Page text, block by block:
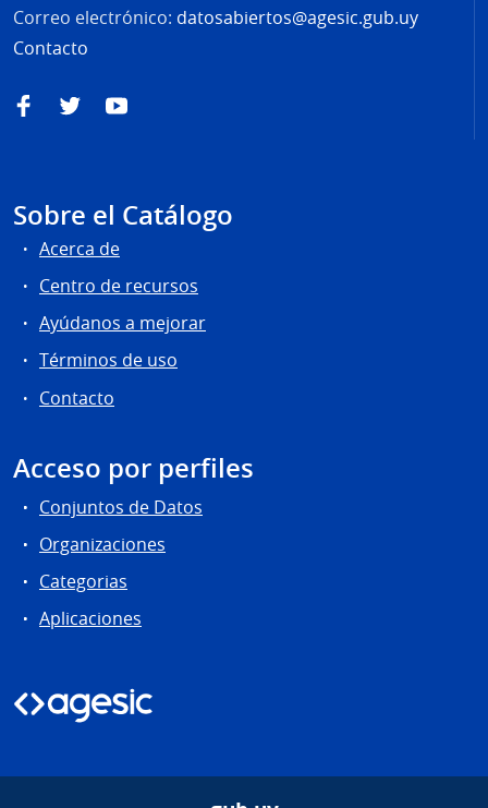
Correo electrónico: datosabiertos@agesic.gub.uy
Contacto
FacebookTwitterYouTube
Sobre el Catálogo
Acerca de
Centro de recursos
Ayúdanos a mejorar
Términos de uso
Contacto
Acceso por perfiles
Conjuntos de Datos
Organizaciones
Categorias
Aplicaciones